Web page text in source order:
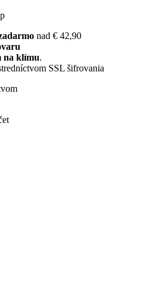
nad € 42,90
na klímu.
SSL šifrovania